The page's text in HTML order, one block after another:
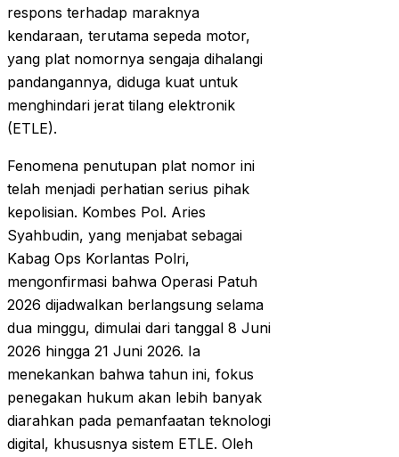
respons terhadap maraknya
kendaraan, terutama sepeda motor,
yang plat nomornya sengaja dihalangi
pandangannya, diduga kuat untuk
menghindari jerat tilang elektronik
(ETLE).
Fenomena penutupan plat nomor ini
telah menjadi perhatian serius pihak
kepolisian. Kombes Pol. Aries
Syahbudin, yang menjabat sebagai
Kabag Ops Korlantas Polri,
mengonfirmasi bahwa Operasi Patuh
2026 dijadwalkan berlangsung selama
dua minggu, dimulai dari tanggal 8 Juni
2026 hingga 21 Juni 2026. Ia
menekankan bahwa tahun ini, fokus
penegakan hukum akan lebih banyak
diarahkan pada pemanfaatan teknologi
digital, khususnya sistem ETLE. Oleh